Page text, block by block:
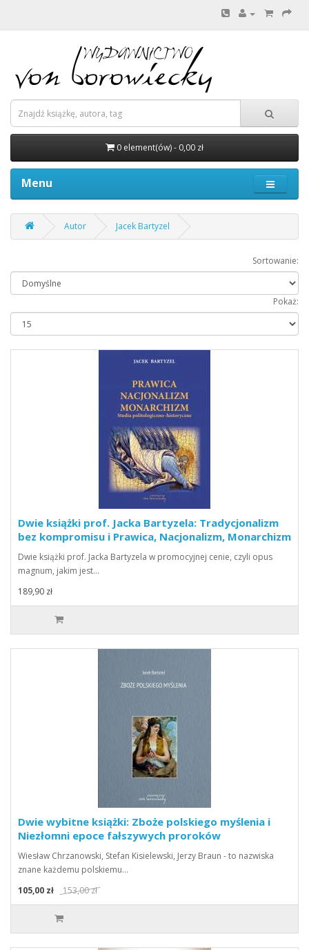
0 element(ów) - 0,00 zł
Menu
Autor Jacek Bartyzel
Sortowanie:
Pokaż:
Dwie książki prof. Jacka Bartyzela: Tradycjonalizm
bez kompromisu i Prawica, Nacjonalizm, Monarchizm
Dwie książki prof. Jacka Bartyzela w promocyjnej cenie, czyli opus
magnum, jakim jest…
189,90 zł
Dwie wybitne książki: Zboże polskiego myślenia i
Niezłomni epoce fałszywych proroków
Wiesław Chrzanowski, Stefan Kisielewski, Jerzy Braun - to nazwiska
znane każdemu polskiemu…
105,00 zł
153,00 zł